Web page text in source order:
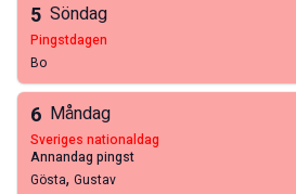
5 Söndag
pingstdagen
Bo
6 Måndag
sveriges nationaldag
annandag pingst
Gösta, Gustav